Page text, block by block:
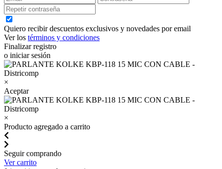
Quiero recibir descuentos exclusivos y novedades por email
Ver los términos y condiciones
Finalizar registro
o iniciar sesión
×
Aceptar
×
Producto agregado a carrito
Seguir comprando
Ver carrito